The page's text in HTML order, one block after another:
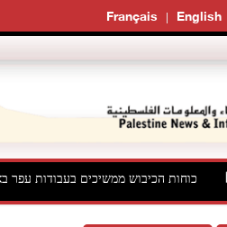
Français English
הכיבוש ממשיכים בעבודות עפר